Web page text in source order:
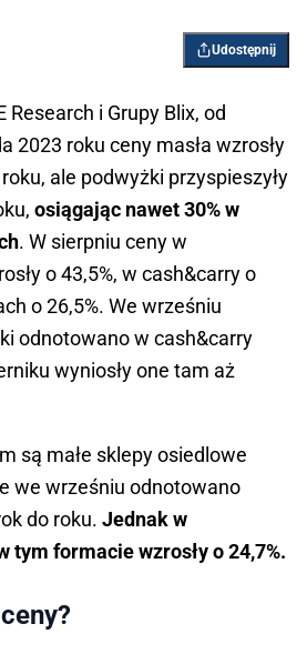
Udostępnij
Research i Grupy Blix, od
2023 roku ceny masła wzrosły
ale podwyżki przyspieszyły
osiągając nawet 30% w
. W sierpniu ceny w
o 43,5%, w cash&carry o
o 26,5%. We wrześniu
odnotowano w cash&carry
wyniosły one tam aż
są małe sklepy osiedlowe
we wrześniu odnotowano
do roku. Jednak w
tym formacie wzrosły o 24,7%.